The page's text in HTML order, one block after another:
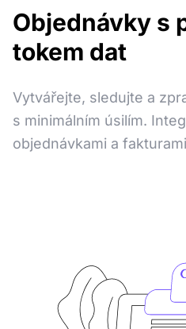
Objednávky s
tokem dat
Vytvářejte, sledujte a
s minimálním úsilím.
objednávkami a